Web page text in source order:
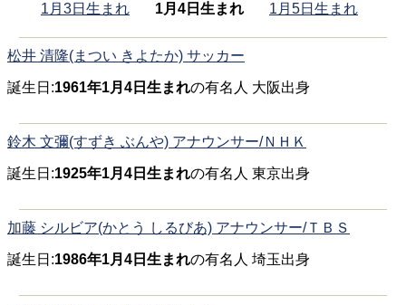
1月3日生まれ
1月4日生まれ 1月5日生まれ
松井 清隆(まつい きよたか) サッカー
誕生日:1961年1月4日生まれの有名人 大阪出身
鈴木 文彌(すずき ぶんや) アナウンサー/ＮＨＫ
誕生日:1925年1月4日生まれの有名人 東京出身
加藤 シルビア(かとう しるびあ) アナウンサー/ＴＢＳ
誕生日:1986年1月4日生まれの有名人 埼玉出身